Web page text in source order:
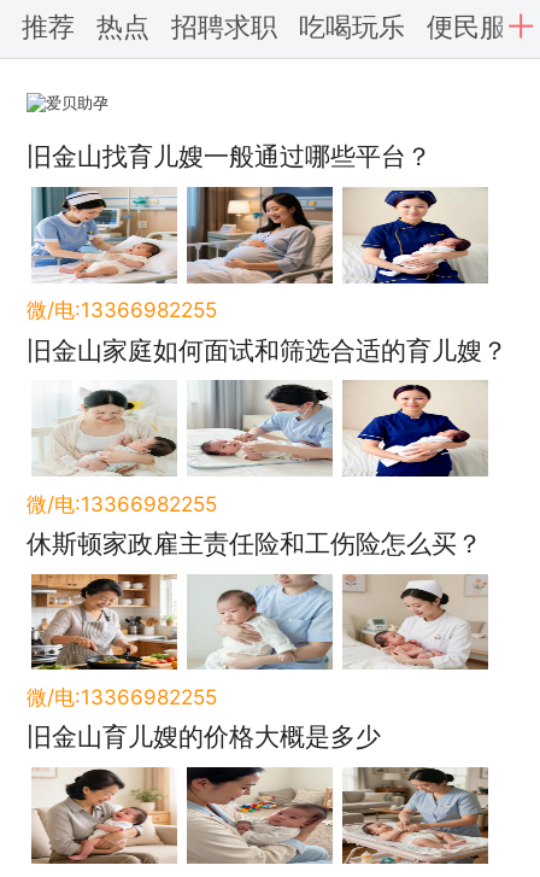
推荐 热点 招聘求职 吃喝玩乐 便民服务
旧金山找育儿嫂一般通过哪些平台？
微/电:13366982255
旧金山家庭如何面试和筛选合适的育儿嫂？
微/电:13366982255
休斯顿家政雇主责任险和工伤险怎么买？
微/电:13366982255
旧金山育儿嫂的价格大概是多少